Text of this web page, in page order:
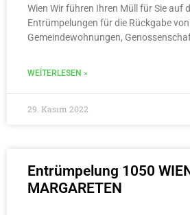
Wien Wir führen Ihren Müll für Sie auf
Entrümpelungen für die Rückgabe von
Gemeindewohnungen,
WEITERLESEN »
29. Kasım 2022
Entrümpelung 1050
MARGARETEN